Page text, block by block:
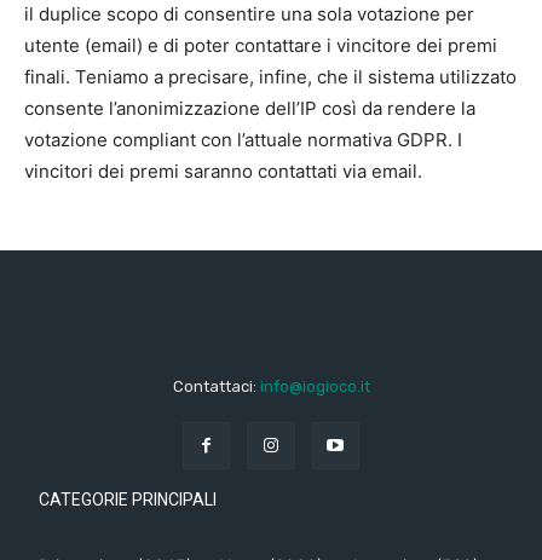
il duplice scopo di consentire una sola votazione per
utente (email) e di poter contattare i vincitore dei premi
finali. Teniamo a precisare, infine, che il sistema utilizzato
consente l’anonimizzazione dell’IP così da rendere la
votazione compliant con l’attuale normativa GDPR. I
vincitori dei premi saranno contattati via email.
Contattaci: info@iogioco.it
CATEGORIE PRINCIPALI